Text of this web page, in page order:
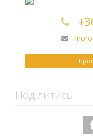
Поділитись